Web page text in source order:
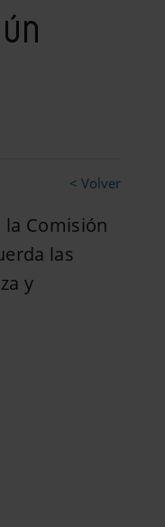
< Volver
la Comisión
las
y